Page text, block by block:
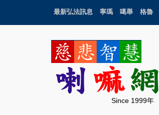
最新弘法訊息 寧瑪 噶舉 格魯
Since 1999年